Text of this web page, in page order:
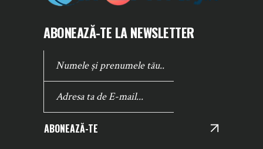
ABONEAZĂ-TE LA NEWSLETTER
ABONEAZĂ-TE